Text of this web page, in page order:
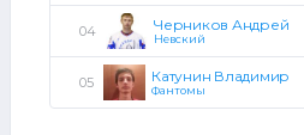
Черников Андрей
Невский
Катунин Владимир
Фантомы